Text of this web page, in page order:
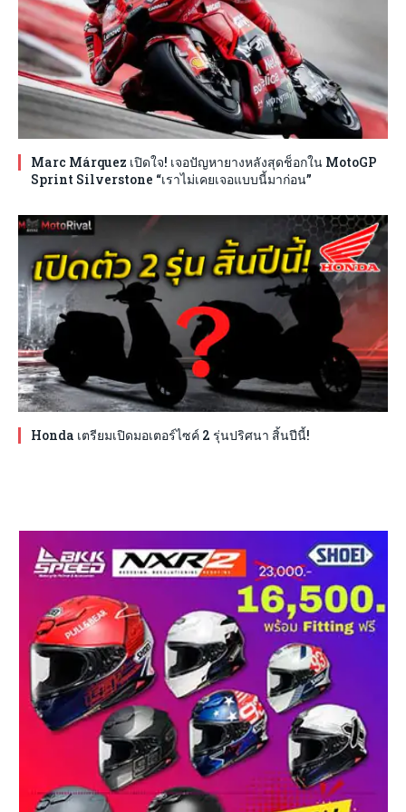
Marc Márquez เปิดใจ! เจอปัญหายางหลังสุดช็อกใน MotoGP
Sprint Silverstone “เราไม่เคยเจอแบบนี้มาก่อน”
Honda เตรียมเปิดมอเตอร์ไซค์ 2 รุ่นปริศนา สิ้นปีนี้!